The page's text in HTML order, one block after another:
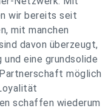
wir bereits seit
mit manchen
davon überzeugt,
eine grundsolide
möglich
schaffen wiederum